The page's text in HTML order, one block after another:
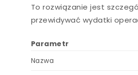
To rozwiązanie jest
przewidywać wydatki
Parametr
Nazwa